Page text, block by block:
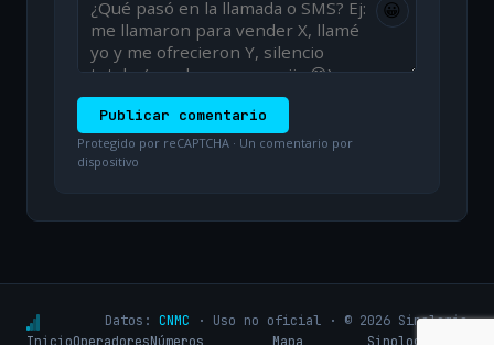
😀
Publicar comentario
Protegido por reCAPTCHA · Un comentario por
dispositivo
Datos: CNMC · Uso no oficial · © 2026 Sinologic